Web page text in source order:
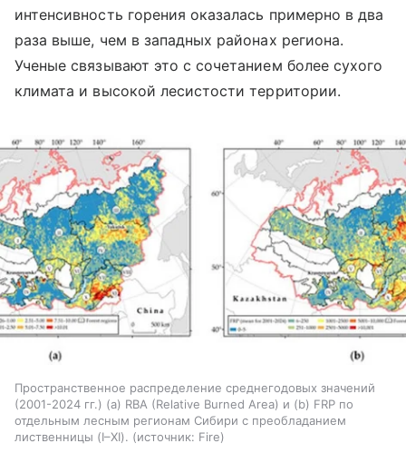
интенсивность горения оказалась примерно в два
раза выше, чем в западных районах региона.
Ученые связывают это с сочетанием более сухого
климата и высокой лесистости территории.
Пространственное распределение среднегодовых значений
(2001-2024 гг.) (а) RBA (Relative Burned Area) и (b) FRP по
отдельным лесным регионам Сибири с преобладанием
лиственницы (I–XI).
источник: Fire